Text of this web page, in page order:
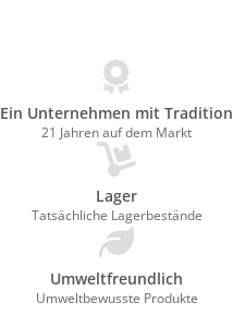
Ein Unternehmen mit Tradition
21 Jahren auf dem Markt
Lager
Tatsächliche Lagerbestände
Umweltfreundlich
Umweltbewusste Produkte